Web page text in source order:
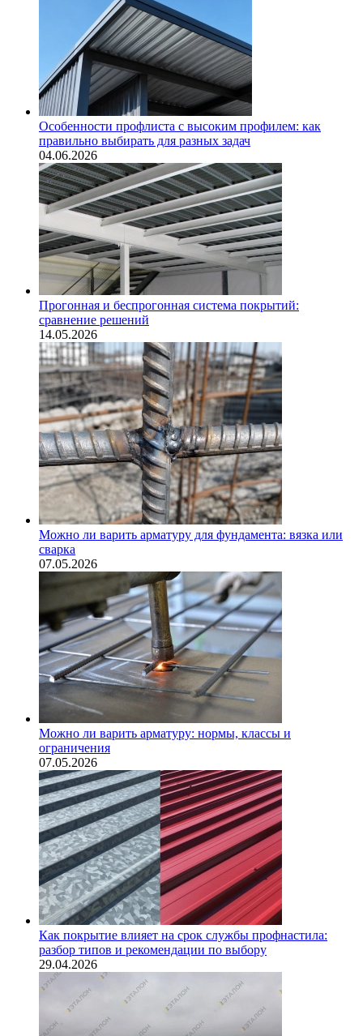
Особенности профлиста с высоким профилем: как
правильно выбирать для разных задач
04.06.2026
Прогонная и беспрогонная система покрытий:
сравнение решений
14.05.2026
Можно ли варить арматуру для фундамента: вязка или
сварка
07.05.2026
Можно ли варить арматуру: нормы, классы и
ограничения
07.05.2026
Как покрытие влияет на срок службы профнастила:
разбор типов и рекомендации по выбору
29.04.2026